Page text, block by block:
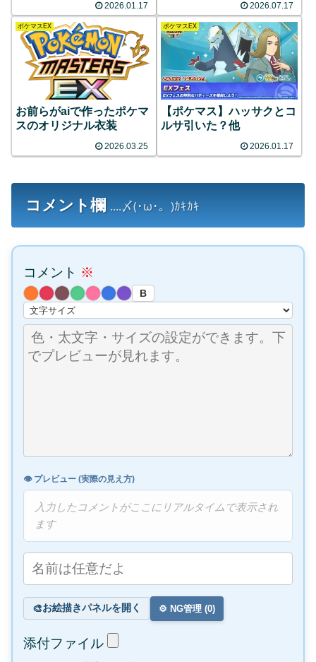
2026.01.17 2026.07.17
ポケマスEX
お前らがaiで作ったポケマ
スのオリジナル衣装
2026.03.25
ポケマスEX
【ポケマス】ハッサクとコ
ルサ引いた？他
2026.01.17
コメント欄 ....〆(･ω･。)ｶｷｶｷ
コメント ※
B
👁️ プレビュー (実際の見え方)
入力したコメントがここにリアルタイムで表示され
ます
🎨お絵描きパネルを開く ⚙️ NG管理 (0)
添付ファイル